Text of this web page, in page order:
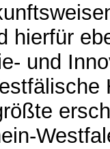
hierfür
und